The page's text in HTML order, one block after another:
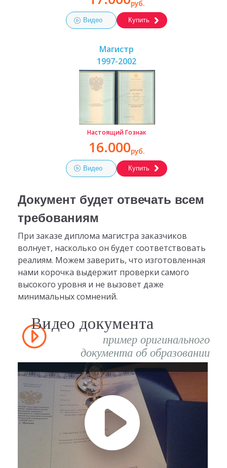
руб.
Видео Купить
Магистр
1997-2002
Настоящий Гознак
16.000руб.
Видео Купить
Документ будет отвечать всем
требованиям
При заказе диплома магистра заказчиков
волнует, насколько он будет соответствовать
реалиям. Можем заверить, что изготовленная
нами корочка выдержит проверки самого
высокого уровня и не вызовет даже
минимальных сомнений.
Видео документа
пример оригинального
документа об образовании